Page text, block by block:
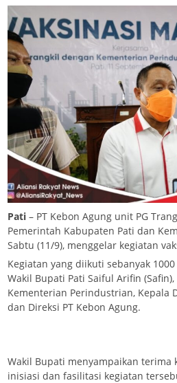
Pati – PT Kebon Agung unit PG
Pemerintah Kabupaten Pati dan
Sabtu (11/9), menggelar kegiatan
Kegiatan yang diikuti sebanyak
Wakil Bupati Pati Saiful Arifin
Kementerian Perindustrian, Kepala
dan Direksi PT Kebon Agung.
Wakil Bupati menyampaikan terima
inisiasi dan fasilitasi kegiatan